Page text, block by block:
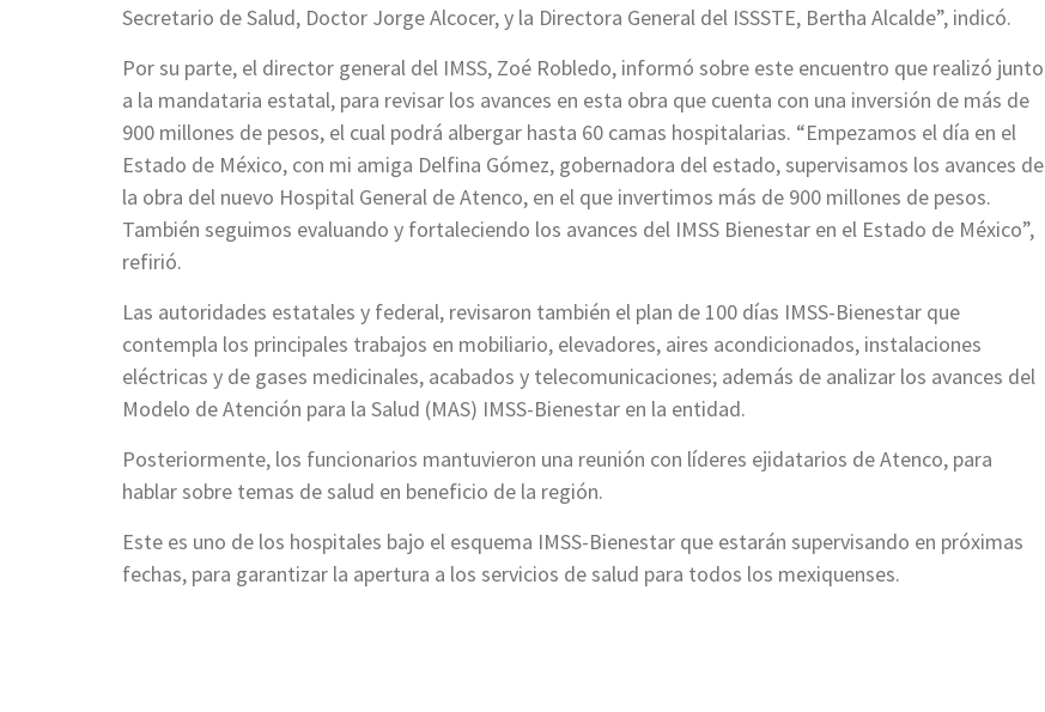
Secretario de Salud, Doctor Jorge Alcocer, y la Directora General del ISSSTE, Bertha Alcalde”, indicó.
Por su parte, el director general del IMSS, Zoé Robledo, informó sobre este encuentro que realizó junto
a la mandataria estatal, para revisar los avances en esta obra que cuenta con una inversión de más de
900 millones de pesos, el cual podrá albergar hasta 60 camas hospitalarias. “Empezamos el día en el
Estado de México, con mi amiga Delfina Gómez, gobernadora del estado, supervisamos los avances de
la obra del nuevo Hospital General de Atenco, en el que invertimos más de 900 millones de pesos.
También seguimos evaluando y fortaleciendo los avances del IMSS Bienestar en el Estado de México”,
refirió.
Las autoridades estatales y federal, revisaron también el plan de 100 días IMSS-Bienestar que
contempla los principales trabajos en mobiliario, elevadores, aires acondicionados, instalaciones
eléctricas y de gases medicinales, acabados y telecomunicaciones; además de analizar los avances del
Modelo de Atención para la Salud (MAS) IMSS-Bienestar en la entidad.
Posteriormente, los funcionarios mantuvieron una reunión con líderes ejidatarios de Atenco, para
hablar sobre temas de salud en beneficio de la región.
Este es uno de los hospitales bajo el esquema IMSS-Bienestar que estarán supervisando en próximas
fechas, para garantizar la apertura a los servicios de salud para todos los mexiquenses.